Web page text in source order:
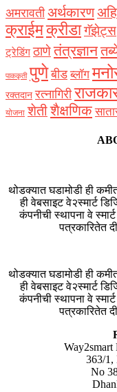
अमरावती अर्थकारण
क्राईमक्रीडागॅझेट्स
ट्रेडिंग ठाणेतंत्रज्ञान
पाककृती पुणे बीड ब्लॉग
रक्‍तदान रत्नागिरी
योजना शेतीशैक्षणिक
थोडक्यात घडामोडी ही
ही वेबसाइट वे२स्मार्ट
कंपनीची स्थापना वे
पत्रकारितेत
थोडक्यात घडामोडी ही
ही वेबसाइट वे२स्मार्ट
कंपनीची स्थापना वे
पत्रकारितेत
363/1,
No